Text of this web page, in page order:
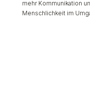
mehr Kommunikation
Menschlichkeit im